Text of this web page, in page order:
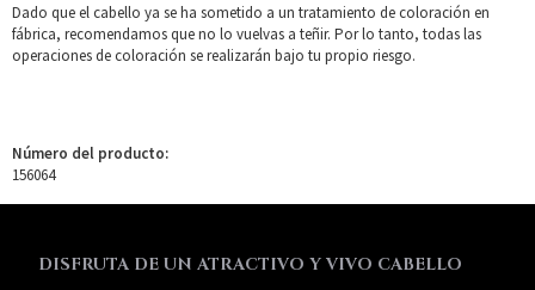
Dado que el cabello ya se ha sometido a un tratamiento de coloración en
fábrica, recomendamos que no lo vuelvas a teñir. Por lo tanto, todas las
operaciones de coloración se realizarán bajo tu propio riesgo.
Número del producto:
156064
DISFRUTA DE UN ATRACTIVO Y VIVO CABELLO